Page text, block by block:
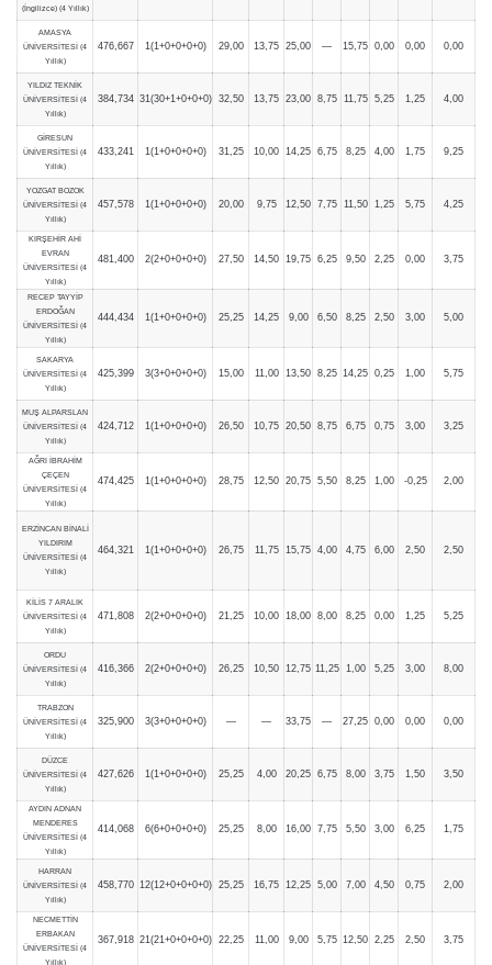
(İngilizce) (4 Yıllık)
AMASYA
ÜNİVERSİTESİ (4
Yıllık)
476,667 1(1+0+0+0+0) 29,00 13,75 25,00 — 15,75 0,00 0,00 0,00
YILDIZ TEKNİK
ÜNİVERSİTESİ (4
Yıllık)
384,734 31(30+1+0+0+0) 32,50 13,75 23,00 8,75 11,75 5,25 1,25 4,00
GİRESUN
ÜNİVERSİTESİ (4
Yıllık)
433,241 1(1+0+0+0+0) 31,25 10,00 14,25 6,75 8,25 4,00 1,75 9,25
YOZGAT BOZOK
ÜNİVERSİTESİ (4
Yıllık)
457,578 1(1+0+0+0+0) 20,00 9,75 12,50 7,75 11,50 1,25 5,75 4,25
KIRŞEHİR AHİ
EVRAN
ÜNİVERSİTESİ (4
Yıllık)
481,400 2(2+0+0+0+0) 27,50 14,50 19,75 6,25 9,50 2,25 0,00 3,75
RECEP TAYYİP
ERDOĞAN
ÜNİVERSİTESİ (4
Yıllık)
444,434 1(1+0+0+0+0) 25,25 14,25 9,00 6,50 8,25 2,50 3,00 5,00
SAKARYA
ÜNİVERSİTESİ (4
Yıllık)
425,399 3(3+0+0+0+0) 15,00 11,00 13,50 8,25 14,25 0,25 1,00 5,75
MUŞ ALPARSLAN
ÜNİVERSİTESİ (4
Yıllık)
424,712 1(1+0+0+0+0) 26,50 10,75 20,50 8,75 6,75 0,75 3,00 3,25
AĞRI İBRAHİM
ÇEÇEN
ÜNİVERSİTESİ (4
Yıllık)
474,425 1(1+0+0+0+0) 28,75 12,50 20,75 5,50 8,25 1,00 -0,25 2,00
ERZİNCAN BİNALİ
YILDIRIM
ÜNİVERSİTESİ (4
Yıllık)
464,321 1(1+0+0+0+0) 26,75 11,75 15,75 4,00 4,75 6,00 2,50 2,50
KİLİS 7 ARALIK
ÜNİVERSİTESİ (4
Yıllık)
471,808 2(2+0+0+0+0) 21,25 10,00 18,00 8,00 8,25 0,00 1,25 5,25
ORDU
ÜNİVERSİTESİ (4
Yıllık)
416,366 2(2+0+0+0+0) 26,25 10,50 12,75 11,25 1,00 5,25 3,00 8,00
TRABZON
ÜNİVERSİTESİ (4
Yıllık)
325,900 3(3+0+0+0+0) — — 33,75 — 27,25 0,00 0,00 0,00
DÜZCE
ÜNİVERSİTESİ (4
Yıllık)
427,626 1(1+0+0+0+0) 25,25 4,00 20,25 6,75 8,00 3,75 1,50 3,50
AYDIN ADNAN
MENDERES
ÜNİVERSİTESİ (4
Yıllık)
414,068 6(6+0+0+0+0) 25,25 8,00 16,00 7,75 5,50 3,00 6,25 1,75
HARRAN
ÜNİVERSİTESİ (4
Yıllık)
458,770 12(12+0+0+0+0) 25,25 16,75 12,25 5,00 7,00 4,50 0,75 2,00
NECMETTİN
ERBAKAN
ÜNİVERSİTESİ (4
Yıllık)
367,918 21(21+0+0+0+0) 22,25 11,00 9,00 5,75 12,50 2,25 2,50 3,75